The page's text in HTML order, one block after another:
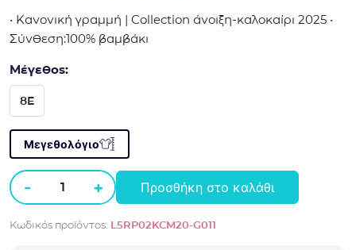
• Κανονική γραμμή | Collection άνοιξη-καλοκαίρι 2025 •
Σύνθεση:100% βαμβάκι
Μέγεθος:
8E
Μεγεθολόγιο
-
Μπλούζα
ζακάρ
+ Προσθήκη στο καλάθι
Κωδικός προϊόντος: L5RP02KCM20-G011